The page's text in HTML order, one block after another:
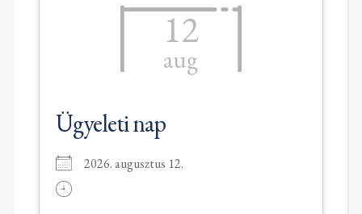
12
aug
Ügyeleti nap
2026. augusztus 12.